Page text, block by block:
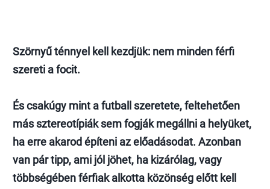
Szörnyű ténnyel kell kezdjük: nem minden férfi
szereti a focit.
És csakúgy mint a futball szeretete, feltehetően
más sztereotípiák sem fogják megállni a helyüket,
ha erre akarod építeni az előadásodat. Azonban
van pár tipp, ami jól jöhet, ha kizárólag, vagy
többségében férfiak alkotta közönség előtt kell